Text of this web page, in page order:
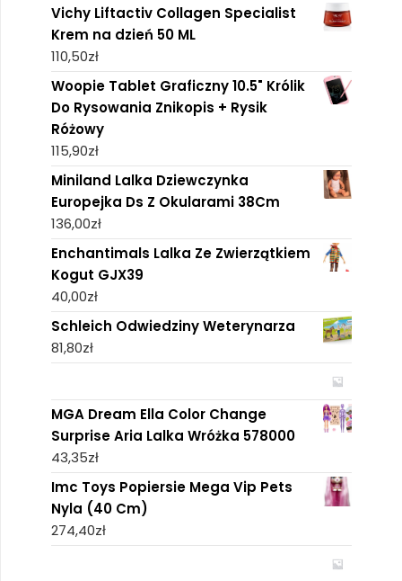
Vichy Liftactiv Collagen Specialist
Krem na dzień 50 ML
110,50zł
Woopie Tablet Graficzny 10.5" Królik
Do Rysowania Znikopis + Rysik
Różowy
115,90zł
Miniland Lalka Dziewczynka
Europejka Ds Z Okularami 38Cm
136,00zł
Enchantimals Lalka Ze Zwierzątkiem
Kogut GJX39
40,00zł
Schleich Odwiedziny Weterynarza
81,80zł
MGA Dream Ella Color Change
Surprise Aria Lalka Wróżka 578000
43,35zł
Imc Toys Popiersie Mega Vip Pets
Nyla (40 Cm)
274,40zł